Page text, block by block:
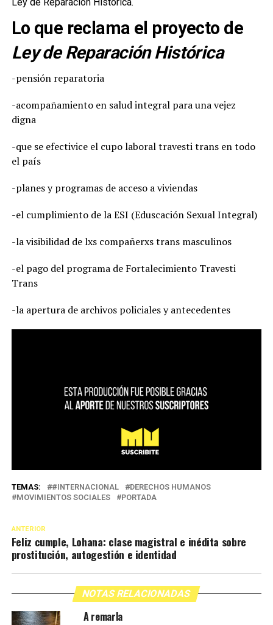
Lo que reclama el proyecto de
Ley de Reparación Histórica
-pensión reparatoria
-acompañamiento en salud integral para una vejez
digna
-que se efectivice el cupo laboral travesti trans en todo
el país
-planes y programas de acceso a viviendas
-el cumplimiento de la ESI (Eduscación Sexual Integral)
-la visibilidad de lxs compañerxs trans masculinos
-el pago del programa de Fortalecimiento Travesti
Trans
-la apertura de archivos policiales y antecedentes
TEMAS: #INTERNACIONAL
DERECHOS HUMANOS
MOVIMIENTOS SOCIALES
PORTADA
ANTERIOR
Feliz cumple, Lohana: clase magistral e inédita sobre
prostitución, autogestión e identidad
NOTAS RELACIONADAS
A remarla